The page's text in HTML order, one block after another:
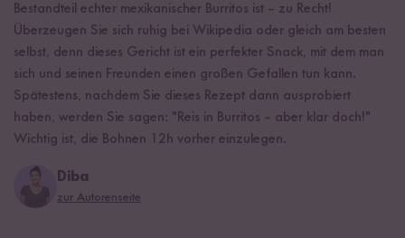
Bestandteil echter mexikanischer Burritos ist – zu Recht!
Überzeugen Sie sich ruhig bei Wikipedia oder gleich am besten
selbst, denn dieses Gericht ist ein perfekter Snack, mit dem man
sich und seinen Freunden einen großen Gefallen tun kann.
Spätestens, nachdem Sie dieses Rezept dann ausprobiert
haben, werden Sie sagen: "Reis in Burritos – aber klar doch!"
Wichtig ist, die Bohnen 12h vorher einzulegen.
Diba
zur Autorenseite